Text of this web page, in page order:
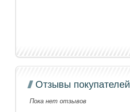
Отзывы покупателей
Пока нет отзывов